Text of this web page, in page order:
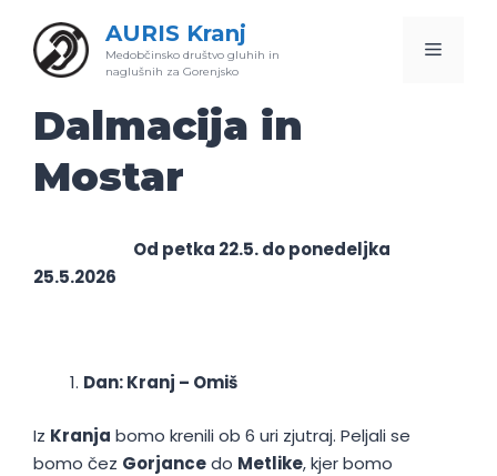
content
AURIS Kranj
Medobčinsko društvo gluhih in
naglušnih za Gorenjsko
Menu
Dalmacija in
Mostar
Od petka 22.5. do ponedeljka
25.5.2026
Dan: Kranj – Omiš
Iz Kranja bomo krenili ob 6 uri zjutraj. Peljali se
bomo čez Gorjancedo Metlike, kjer bomo